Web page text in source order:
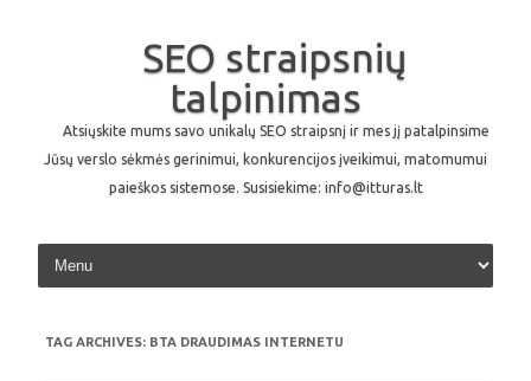
SEO straipsnių
talpinimas
Atsiųskite mums savo unikalų SEO straipsnį ir mes jį patalpinsime
Jūsų verslo sėkmės gerinimui, konkurencijos įveikimui, matomumui
paieškos sistemose. Susisiekime: info@itturas.lt
Skip to content
TAG ARCHIVES: BTA DRAUDIMAS INTERNETU